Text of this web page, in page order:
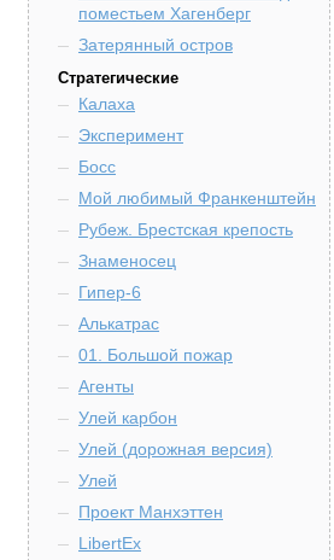
поместьем Хагенберг
Затерянный остров
Стратегические
Калаха
Эксперимент
Босс
Мой любимый Франкенштейн
Рубеж. Брестская крепость
Знаменосец
Гипер-6
Алькатрас
01. Большой пожар
Агенты
Улей карбон
Улей (дорожная версия)
Улей
Проект Манхэттен
LibertEx